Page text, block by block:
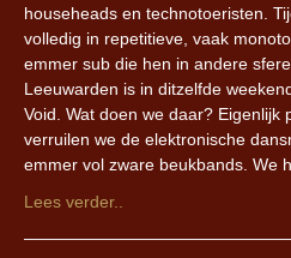
househeads en technotoeristen.
volledig in repetitieve, vaak
emmer sub die hen in andere
Leeuwarden is in ditzelfde
Void. Wat doen we daar? Eigenlijk
verruilen we de elektronische
emmer vol zware beukbands. We
Lees verder..